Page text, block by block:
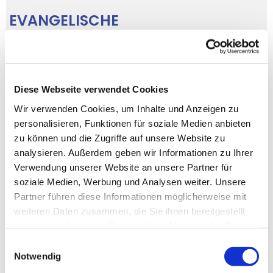
Diese Webseite verwendet Cookies
Wir verwenden Cookies, um Inhalte und Anzeigen zu
personalisieren, Funktionen für soziale Medien anbieten
zu können und die Zugriffe auf unsere Website zu
analysieren. Außerdem geben wir Informationen zu Ihrer
Verwendung unserer Website an unsere Partner für
soziale Medien, Werbung und Analysen weiter. Unsere
Partner führen diese Informationen möglicherweise mit
weiteren Daten zusammen, die Sie ihnen bereitgestellt
Notwendig
EVANGELISCHE